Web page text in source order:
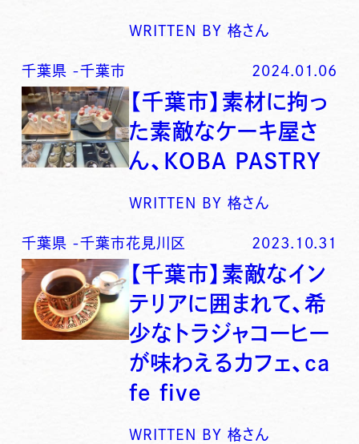
WRITTEN BY 格さん
千葉県 -千葉市 2024.01.06
【千葉市】素材に拘っ
た素敵なケーキ屋さ
ん、KOBA PASTRY
WRITTEN BY 格さん
千葉県 -千葉市花見川区 2023.10.31
【千葉市】素敵なイン
テリアに囲まれて、希
少なトラジャコーヒー
が味わえるカフェ、ca
fe five
WRITTEN BY 格さん